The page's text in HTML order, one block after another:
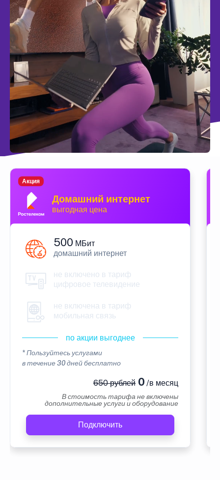
Домашний интернет
выгодная цена
Акция
500 МБит
домашний интернет
не включено в тариф
цифровое телевидение
не включена в тариф
мобильная связь
по акции выгоднее
* Пользуйтесь услугами
в течение 30 дней бесплатно
650 рублей0 /в месяц
В стоимость тарифа не включены
дополнительные услуги и оборудование
Подключить